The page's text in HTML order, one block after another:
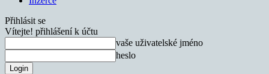
Přihlásit se
Vítejte! přihlášení k účtu
vaše uživatelské jméno
heslo